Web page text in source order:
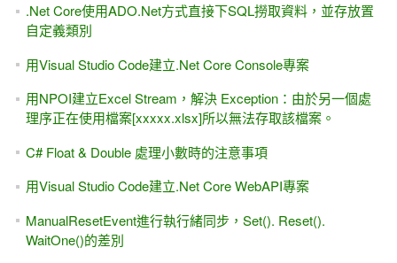
.Net Core使用ADO.Net方式直接下SQL撈取資料，並存放置
自定義類別
用Visual Studio Code建立.Net Core Console專案
用NPOI建立Excel Stream，解決 Exception：由於另一個處
理序正在使用檔案[xxxxx.xlsx]所以無法存取該檔案。
C# Float & Double 處理小數時的注意事項
用Visual Studio Code建立.Net Core WebAPI專案
ManualResetEvent進行執行緒同步，Set(). Reset().
WaitOne()的差別